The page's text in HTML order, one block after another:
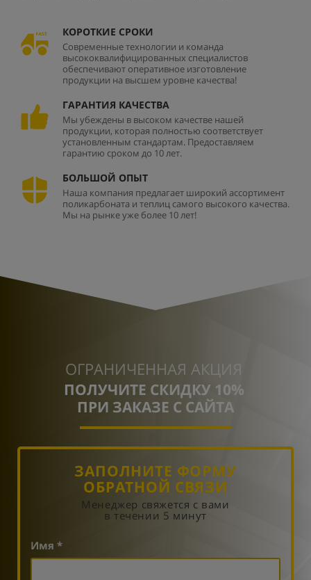
КОРОТКИЕ СРОКИ
Современные технологии и команда
высококвалифицированных специалистов
обеспечивают оперативное изготовление
продукции на высшем уровне качества!
ГАРАНТИЯ КАЧЕСТВА
Мы убеждены в высоком качестве нашей
продукции, которая полностью соответствует
установленным стандартам. Предоставляем
гарантию сроком до 10 лет.
БОЛЬШОЙ ОПЫТ
Наша компания предлагает широкий ассортимент
поликарбоната и теплиц самого высокого качества.
Мы на рынке уже более 10 лет!
ОГРАНИЧЕННАЯ АКЦИЯ
ПОЛУЧИТЕ СКИДКУ 10%
ПРИ ЗАКАЗЕ С САЙТА
ЗАПОЛНИТЕ ФОРМУ
ОБРАТНОЙ СВЯЗИ
Менеджер свяжется с вами
в течении 5 минут
Имя *